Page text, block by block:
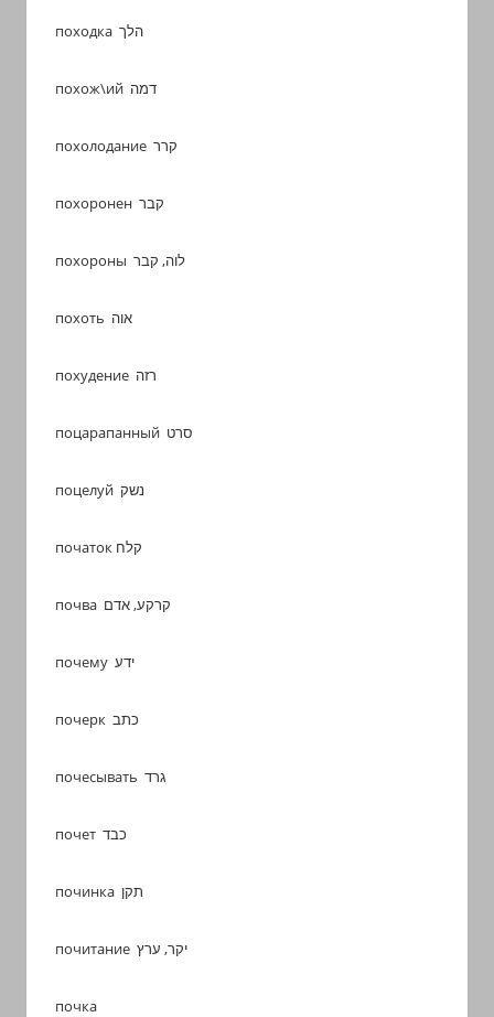
походка הלך
похож\ий דמה
похолодание קרר
похоронен קבר
похороны לוה, קבר
похоть אוה
похудение רזה
поцарапанный סרט
поцелуй נשק
початок קלח
почва קרקע, אדם
почему ידע
почерк כתב
почесывать גרד
почет כבד
починка תקן
почитание יקר, ערץ
почка